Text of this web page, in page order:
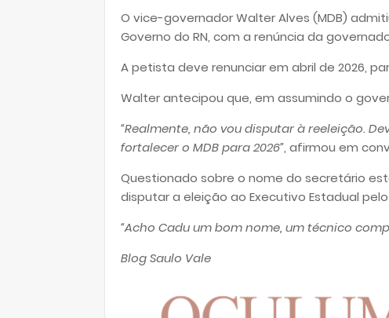
O vice-governador Walter Alves (MDB)
Governo do RN, com a renúncia da
A petista deve renunciar em abril de 2026,
Walter antecipou que, em assumindo o
“Realmente, não vou disputar à reeleição.
fortalecer o MDB para 2026”, afirmou em
Questionado sobre o nome do secretário
disputar a eleição ao Executivo Estadual
“Acho Cadu um bom nome, um técnico
Blog Saulo Vale